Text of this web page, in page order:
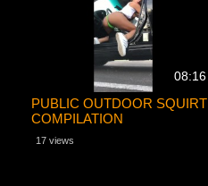
08:16
PUBLIC OUTDOOR SQUIRT
COMPILATION
17 views